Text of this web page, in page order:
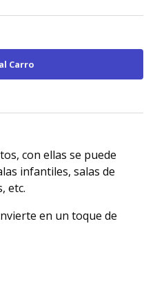
con ellas se puede
infantiles, salas de
etc.
en un toque de